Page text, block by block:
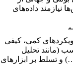
نیازمند داده‌های
کمی، کیفی
(مانند تحلیل
و تسلط بر ابزارهای